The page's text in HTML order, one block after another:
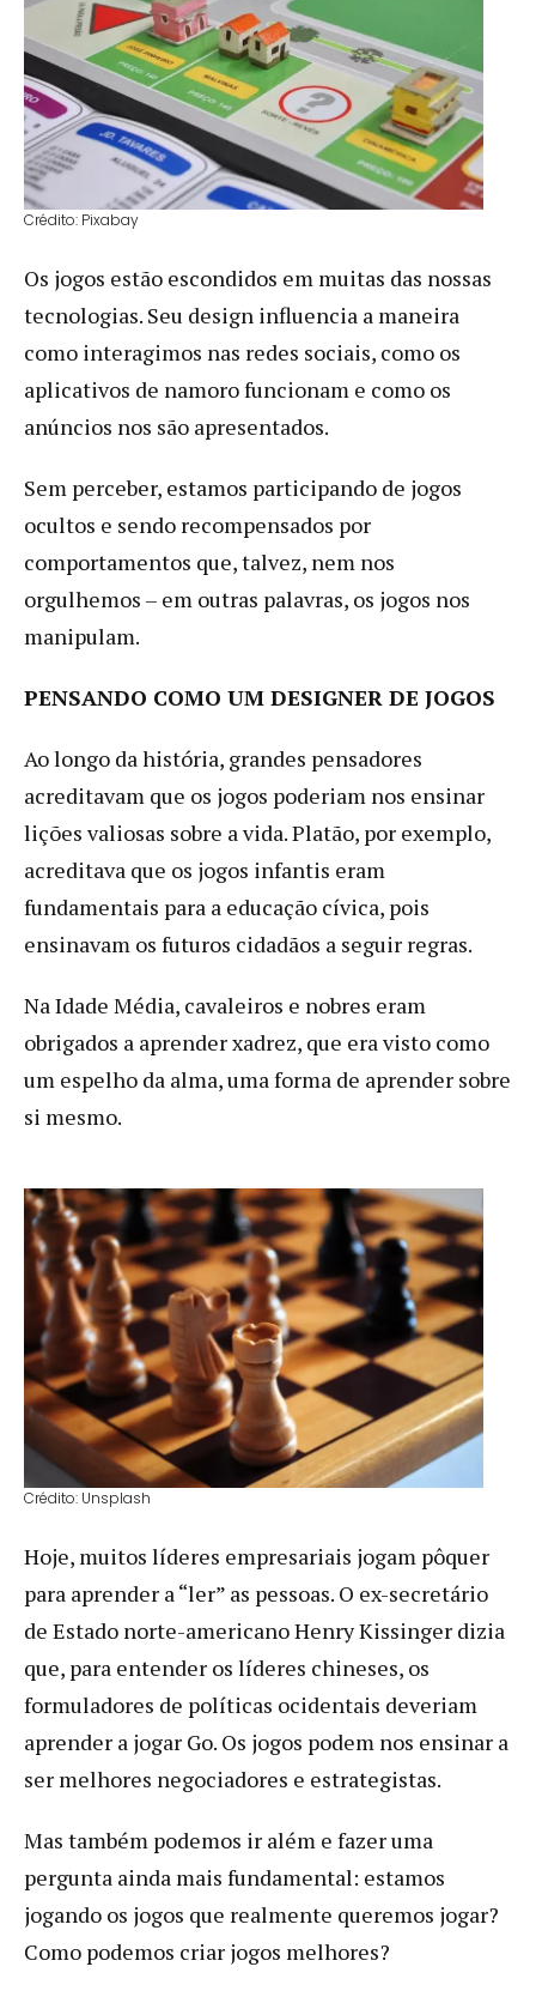
Crédito: Pixabay
Os jogos estão escondidos em muitas das nossas
tecnologias. Seu design influencia a maneira
como interagimos nas redes sociais, como os
aplicativos de namoro funcionam e como os
anúncios nos são apresentados.
Sem perceber, estamos participando de jogos
ocultos e sendo recompensados por
comportamentos que, talvez, nem nos
orgulhemos – em outras palavras, os jogos nos
manipulam.
PENSANDO COMO UM DESIGNER DE JOGOS
Ao longo da história, grandes pensadores
acreditavam que os jogos poderiam nos ensinar
lições valiosas sobre a vida. Platão, por exemplo,
acreditava que os jogos infantis eram
fundamentais para a educação cívica, pois
ensinavam os futuros cidadãos a seguir regras.
Na Idade Média, cavaleiros e nobres eram
obrigados a aprender xadrez, que era visto como
um espelho da alma, uma forma de aprender sobre
si mesmo.
Crédito: Unsplash
Hoje, muitos líderes empresariais jogam pôquer
para aprender a “ler” as pessoas. O ex-secretário
de Estado norte-americano Henry Kissinger dizia
que, para entender os líderes chineses, os
formuladores de políticas ocidentais deveriam
aprender a jogar Go. Os jogos podem nos ensinar a
ser melhores negociadores e estrategistas.
Mas também podemos ir além e fazer uma
pergunta ainda mais fundamental: estamos
jogando os jogos que realmente queremos jogar?
Como podemos criar jogos melhores?